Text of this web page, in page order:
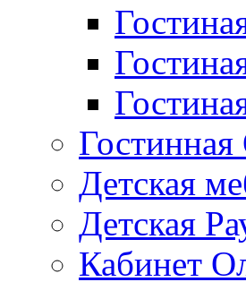
Гостинная
Детская
Детская
Кабинет